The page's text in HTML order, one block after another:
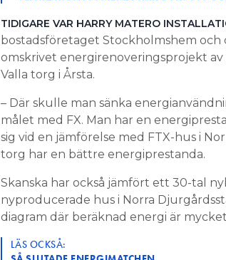
TIDIGARE VAR HARRY MATERO
bostadsföretaget Stockholmshem och
omskrivet energirenoveringsprojekt av
Valla torg i Årsta.
– Där skulle man sänka
målet med FX. Man har en
sig vid en jämförelse med FTX-hus i
torg har en bättre energiprestanda.
Skanska har också jämfört ett 30-tal
nyproducerade hus i Norra
diagram där beräknad energi är
LÄS OCKSÅ: